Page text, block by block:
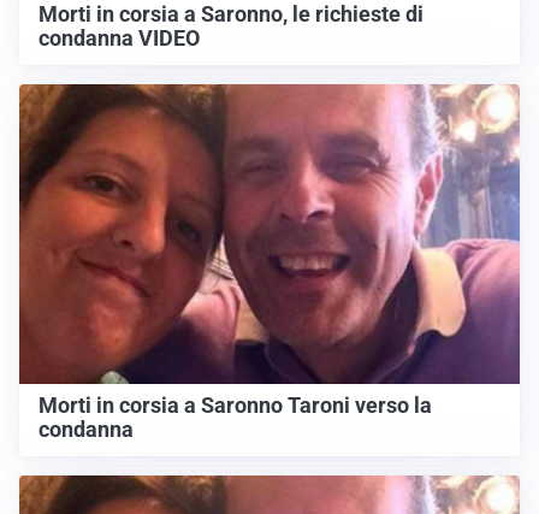
Morti in corsia a Saronno, le richieste di
condanna VIDEO
Morti in corsia a Saronno Taroni verso la
condanna